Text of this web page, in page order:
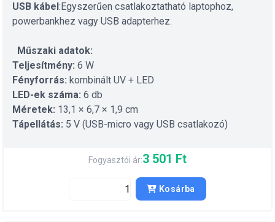
USB kábel :Egyszerűen csatlakoztatható laptophoz,
powerbankhez vagy USB adapterhez.
Műszaki adatok:
Teljesítmény: 6 W
Fényforrás: kombinált UV + LED
LED-ek száma: 6 db
Méretek: 13,1 × 6,7 × 1,9 cm
Tápellátás: 5 V (USB-micro vagy USB csatlakozó)
Fogyasztói ár:3 501 Ft
Kosárba